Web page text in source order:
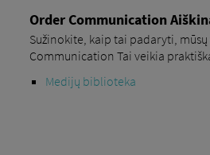
Order Communication
Sužinokite, kaip tai padaryti,
Communication Tai veikia
Medijų biblioteka